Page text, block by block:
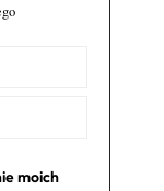
moich